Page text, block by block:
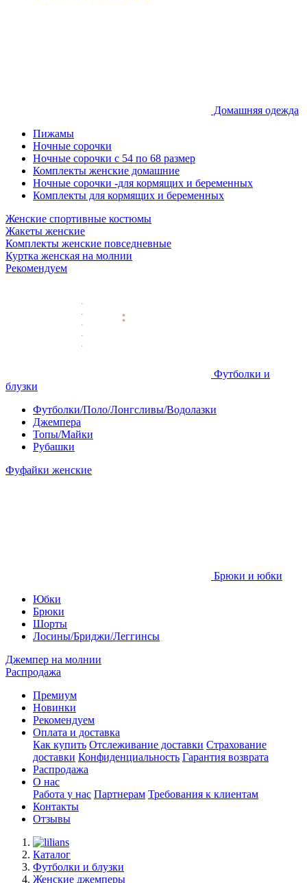
Домашняя одежда
Пижамы
Ночные сорочки
Ночные сорочки с 54 по 68 размер
Комплекты женские домашние
Ночные сорочки -для кормящих и беременных
Комплекты для кормящих и беременных
Женские спортивные костюмы
Жакеты женские
Комплекты женские повседневные
Куртка женская на молнии
Рекомендуем
Футболки и
блузки
Футболки/Поло/Лонгсливы/Водолазки
Джемпера
Топы/Майки
Рубашки
Фуфайки женские
Брюки и юбки
Юбки
Брюки
Шорты
Лосины/Бриджи/Леггинсы
Джемпер на молнии
Распродажа
Премиум
Новинки
Рекомендуем
Оплата и доставка
Как купить Отслеживание доставки Страхование
доставки Конфиденциальность Гарантия возврата
Распродажа
О нас
Работа у нас Партнерам Требования к клиентам
Контакты
Отзывы
Каталог
Футболки и блузки
Женские джемперы